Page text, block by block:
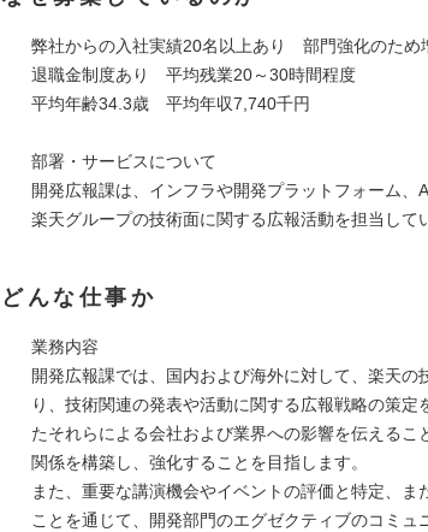
弊社からの入社実績20名以上あり 部門強化のため
退職金制度あり 平均残業20～30時間程度
平均年齢34.3歳 平均年収7,740千円
部署・サービスについて
開発広報課は、インフラや開発プラットフォーム
楽天グループの技術面に関する広報活動を担当して
どんな仕事か
業務内容
開発広報課では、国内および海外に対して、楽天
り、技術関連の発表や活動に関する広報戦略の策
たそれらによる会社および業界への影響を伝える
関係を構築し、強化することを目指します。
また、重要な講演機会やイベントの評価と特定、
ことを通じて、開発部門のエグゼクティブのコミ